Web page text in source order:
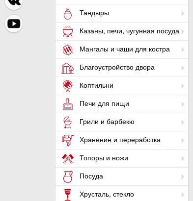
Тандыры
Казаны, печи, чугунная посуда
Мангалы и чаши для костра
Благоустройство двора
Коптильни
Печи для пищи
Грили и барбекю
Хранение и переработка
Топоры и ножи
Посуда
Хрусталь, стекло